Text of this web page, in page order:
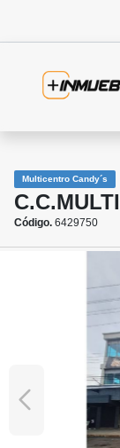
Multicentro Candy´s
Código. 6429750